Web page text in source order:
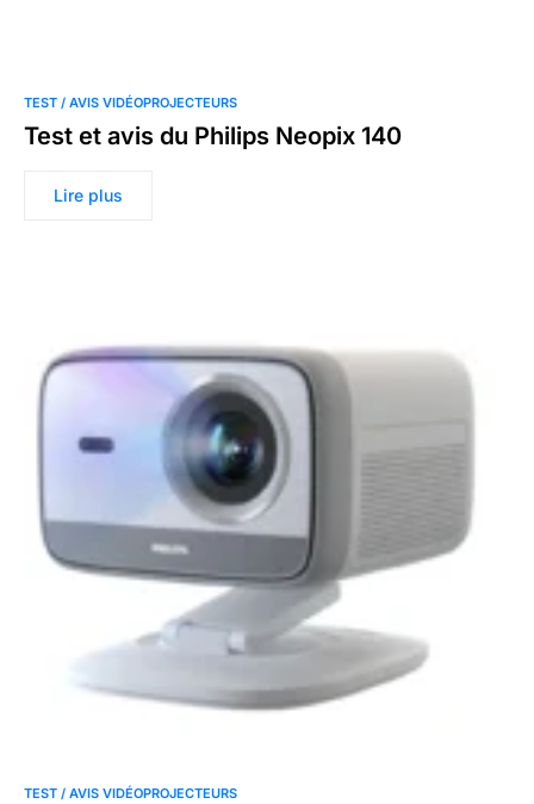
TEST / AVIS VIDÉOPROJECTEURS
Test et avis du Philips Neopix 140
Lire plus
TEST / AVIS VIDÉOPROJECTEURS